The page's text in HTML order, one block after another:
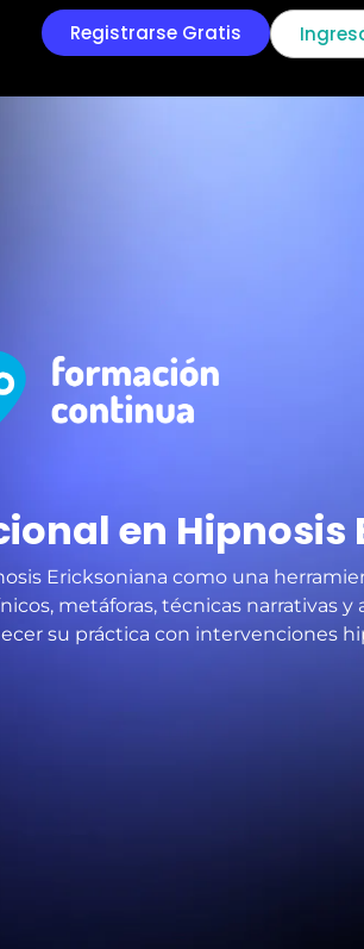
Registrarse Gratis
en Hipnosis
Ericksoniana como una
metáforas, técnicas narrativas y
su práctica con intervenciones